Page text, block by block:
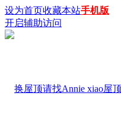
设为首页收藏本站手机版
开启辅助访问